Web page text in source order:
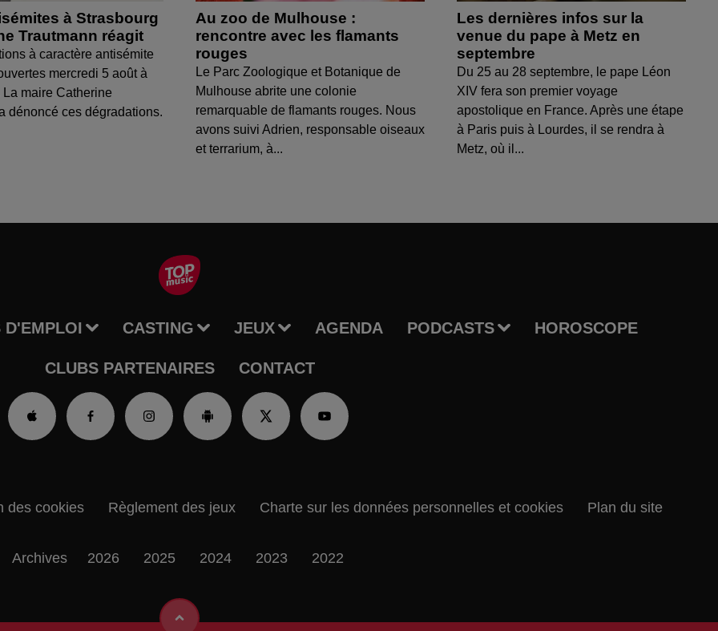
à Strasbourg
Trautmann réagit
à caractère antisémite
mercredi 5 août à
La maire Catherine
dénoncé ces dégradations.
Au zoo de Mulhouse :
rencontre avec les flamants
rouges
Le Parc Zoologique et Botanique de
Mulhouse abrite une colonie
remarquable de flamants rouges. Nous
avons suivi Adrien, responsable oiseaux
et terrarium, à...
Les dernières infos sur la
venue du pape à Metz en
septembre
Du 25 au 28 septembre, le pape Léon
XIV fera son premier voyage
apostolique en France. Après une étape
à Paris puis à Lourdes, il se rendra à
Metz, où il...
D'EMPLOI CASTING JEUX AGENDA PODCASTS HOROSCOPE
CLUBS PARTENAIRES CONTACT
des cookies Règlement des jeux Charte sur les données personnelles et cookies Plan du site
Archives 2026 2025 2024 2023 2022